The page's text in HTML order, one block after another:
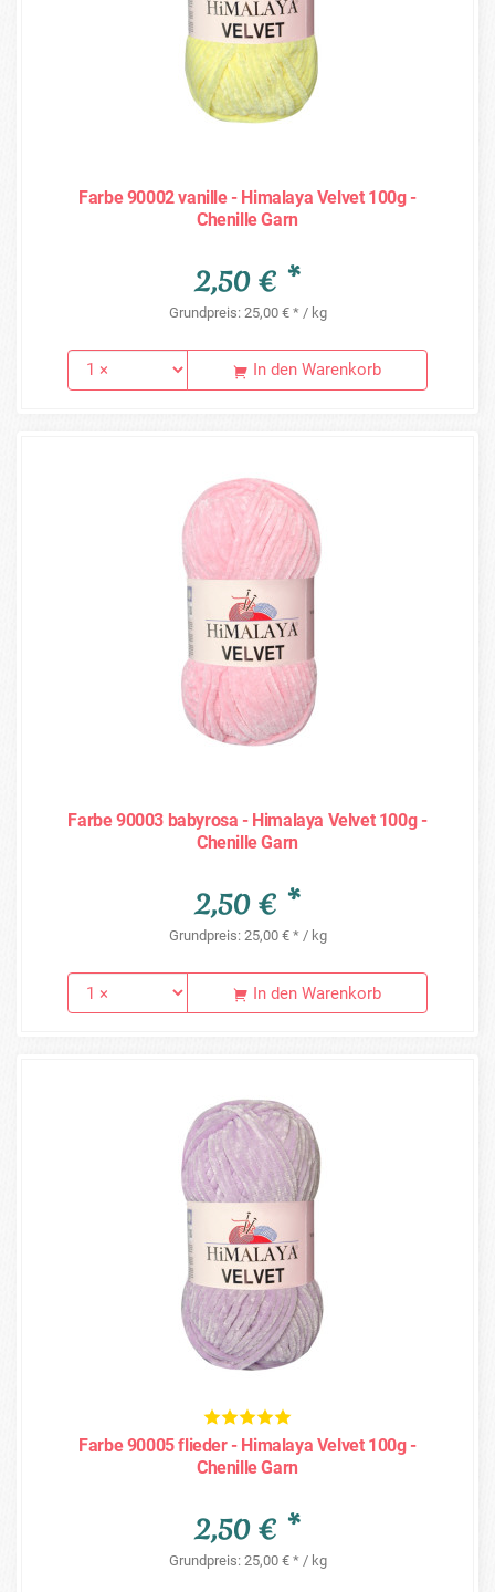
Farbe 90002 vanille - Himalaya Velvet 100g -
Chenille Garn
2,50 € *
Grundpreis: 25,00 € * / kg
In den Warenkorb
Farbe 90003 babyrosa - Himalaya Velvet 100g -
Chenille Garn
2,50 € *
Grundpreis: 25,00 € * / kg
In den Warenkorb
Farbe 90005 flieder - Himalaya Velvet 100g -
Chenille Garn
2,50 € *
Grundpreis: 25,00 € * / kg